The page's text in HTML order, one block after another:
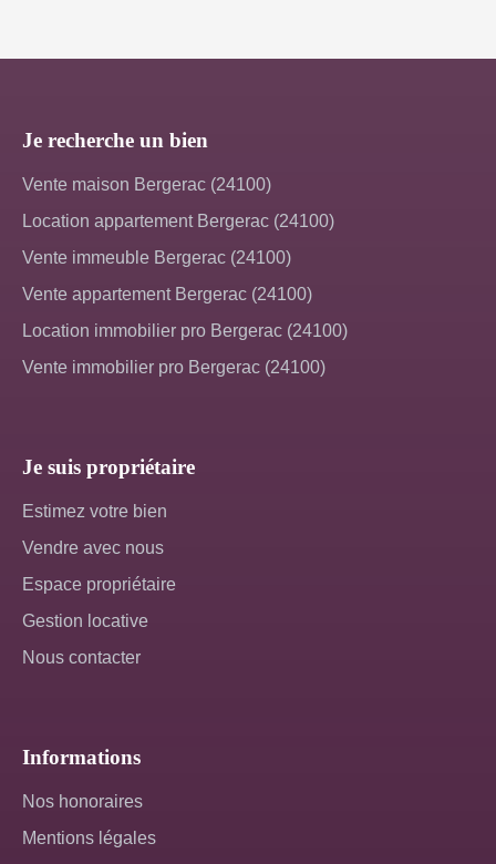
Je recherche un bien
Vente maison Bergerac (24100)
Location appartement Bergerac (24100)
Vente immeuble Bergerac (24100)
Vente appartement Bergerac (24100)
Location immobilier pro Bergerac (24100)
Vente immobilier pro Bergerac (24100)
Je suis propriétaire
Estimez votre bien
Vendre avec nous
Espace propriétaire
Gestion locative
Nous contacter
Informations
Nos honoraires
Mentions légales